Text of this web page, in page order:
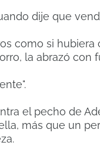
dije que
como si
la abrazó con
el pecho de
más que un